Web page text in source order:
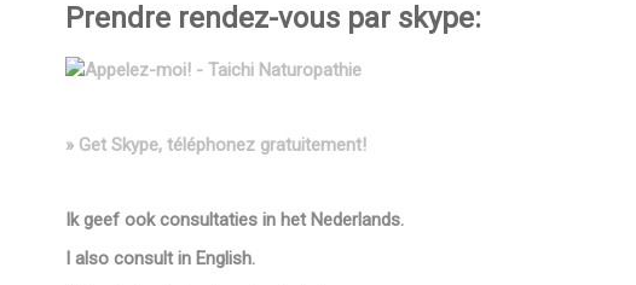
Prendre rendez-vous par skype:
» Get Skype, téléphonez gratuitement!
Ik geef ook consultaties in het Nederlands.
I also consult in English.